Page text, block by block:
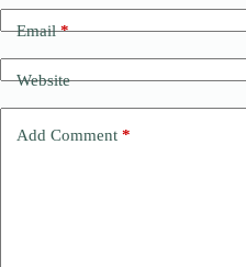
Email*
Website
Add Comment *